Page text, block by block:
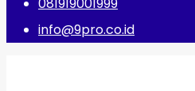
info@9pro.co.id